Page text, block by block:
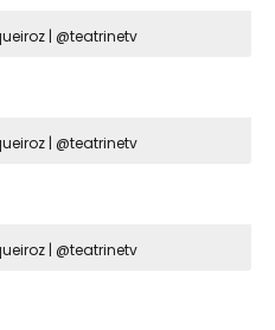
| @teatrinetv
| @teatrinetv
| @teatrinetv